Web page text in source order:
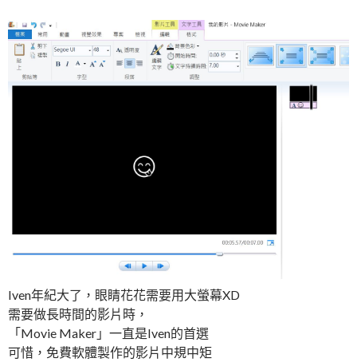
Iven年紀大了，眼睛花花需要用大螢幕XD
需要做長時間的影片時，
「Movie Maker」一直是Iven的首選
可惜，免費軟體製作的影片中規中矩